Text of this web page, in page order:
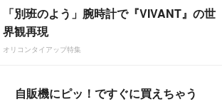
「別班のよう」腕時計で『VIVANT』の世
界観再現
オリコンタイアップ特集
自販機にピッ！ですぐに買えちゃう